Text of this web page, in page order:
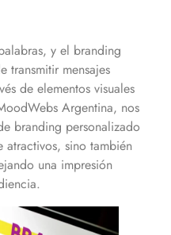
y el branding
transmitir mensajes
de elementos visuales
Argentina, nos
branding personalizado
atractivos, sino también
una impresión